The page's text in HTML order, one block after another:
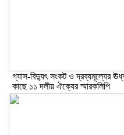
গ্যাস-বিদ্যুৎ সংকট ও দ্রব্যমূল্যের
কাছে ১১ দলীয় ঐক্যের স্মারকলিপি